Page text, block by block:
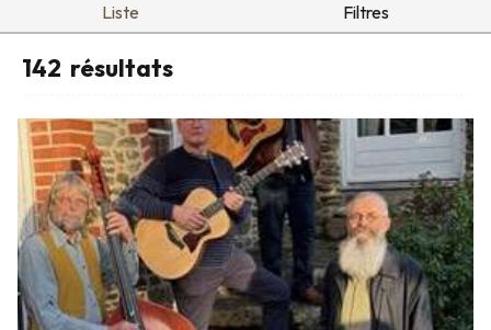
Liste Filtres
142 résultats